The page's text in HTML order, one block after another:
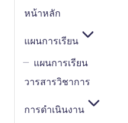
หน้าหลัก
แผนการเรียน
แผนการเรียน
วารสารวิชาการ
การดำเนินงาน